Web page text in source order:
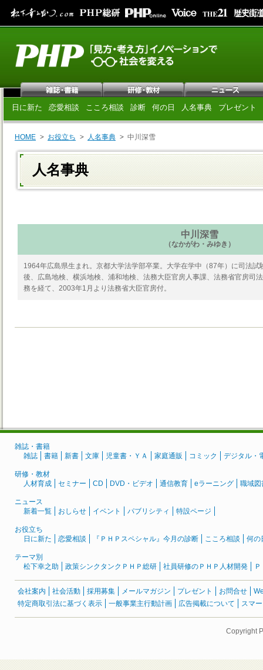
日に新た 恋愛相談 こころ相談 診断 何の日 人名事典 プレゼント
HOME お役立ち 人名事典 中川深雪
人名事典
中川深雪
（なかがわ・みゆき）
1964年広島県生まれ。京都大学法学部卒業。大学在学中（87年）に司法
後、広島地検、横浜地検、浦和地検、法務大臣官房人事課、法務省官房司
務を経て、2003年1月より法務省大臣官房付。
雑誌・書籍
雑誌
書籍 新書 文庫 児童書・ＹＡ 家庭通販 コミック デジタル・
研修・教材
人材育成
セミナー CD DVD・ビデオ 通信教育 eラーニング 職域図
ニュース
新着一覧
おしらせ イベント パブリシティ 特設ページ
お役立ち
日に新た
恋愛相談 『ＰＨＰスペシャル』今月の診断 こころ相談 何の
テーマ別
松下幸之助
政策シンクタンクＰＨＰ総研 社員研修のＰＨＰ人材開発
会社案内 社会活動 採用募集 メールマガジン プレゼント お問合せ
特定商取引法に基づく表示
一般事業主行動計画 広告掲載について スマ
Copyright